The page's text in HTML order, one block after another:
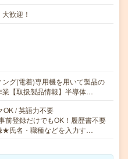
歓迎！
グ(電着)専用機を用いて製品の
業【取扱製品情報】半導体…
OK / 英語力不要
前登録だけでもOK！履歴書不要
★氏名・職種などを入力す…